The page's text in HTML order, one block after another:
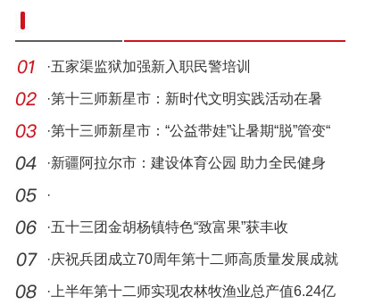
·五家渠监狱加强新入职民警培训
·第十三师新星市：新时代文明实践活动在暑
期“热力
·第十三师新星市：“公益带娃”让暑期“脱”管变“
·新疆阿拉尔市：建设体育公园 助力全民健身
·
·五十三团金胡杨镇特色“致富果”获丰收
·庆祝兵团成立70周年第十二师高质量发展成就
巡礼·
· 上半年第十二师实现农林牧渔业总产值6.24亿